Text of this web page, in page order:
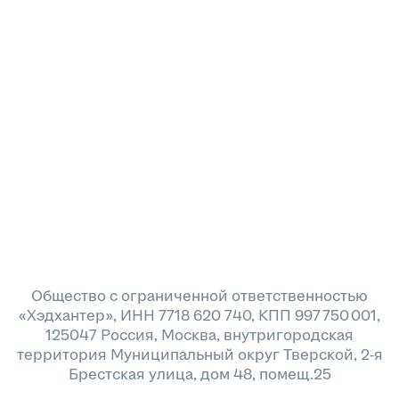
Общество с ограниченной ответственностью
«Хэдхантер», ИНН 7718 620 740, КПП 997 750 001,
125047 Россия, Москва, внутригородская
территория Муниципальный округ Тверской, 2-я
Брестская улица, дом 48, помещ.25